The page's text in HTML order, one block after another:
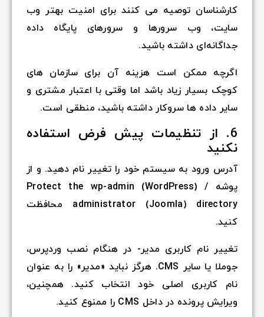
کارشناسان توصیه می کنند برای امنیت بهتر وب
سایت، وب سرورها و سرورهای پایگاه داده
جداگانه‌ای داشته باشید.
اگرچه ممکن است هزینه آن برای سازمان های
کوچک بسیار زیاد باشد اما وقتی با اعتبار مشتری و
سایر داده ها سروکار داشته باشید، منطقی است.
6. از تنظیمات پیش فرض استفاده
نکنید
آدرس ورود به سیستم خود را تغییر نام دهید. و از
پوشه Protect the wp-admin (WordPress) /
administrator (Joomla) directory محافظت
کنید.
تغییر نام کاربری مدیر- در هنگام نصب وردپرس،
جوملا یا سایر CMS. هرگز نباید «مدیر» را به عنوان
نام کاربری اصلی خود انتخاب کنید. همچنین،
ویرایش پرونده در داخل CMS را ممنوع کنید.